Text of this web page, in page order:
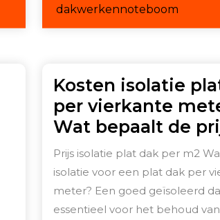
oktober
2025
dakwerkennoteboom
Kosten isolatie
per vierkante
Wat bepaalt de
Prijs isolatie plat dak per m2
isolatie voor een plat dak per
meter? Een goed geïsoleerd
essentieel voor het behoud